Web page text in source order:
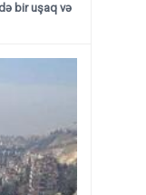
bir uşaq və